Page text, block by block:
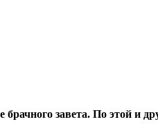
завета. По этой и